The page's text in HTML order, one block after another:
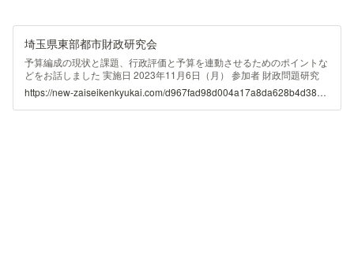
埼玉県東部都市財政研究会
予算編成の現状と課題、行政評価と予算を連動させるためのポイントな
どをお話しました 実施日 2023年11月6日（月） 参加者 財政問題研究
会 18名 ※埼玉県東部都市財政研究会は、白岡市、春日部市、上尾市、
草加市、越谷市、久喜市、八潮市、三郷市、蓮田市、幸手市、吉川市の
11自治体で構成 講師 定野 司
https://new-zaiseikenkyukai.com/d967fad98d004a17a8da628b4d382eb1